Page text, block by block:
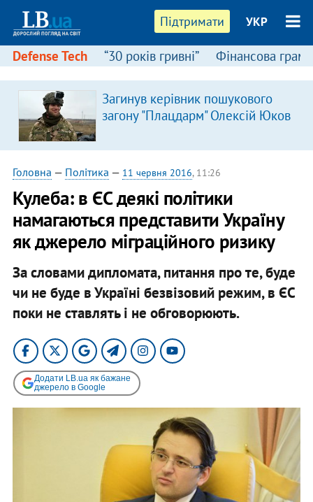
Підтримати УКР
Defense Tech “30 років гривні” Фінансова
Загинув керівник пошукового
загону "Плацдарм" Олексій Юков
Головна — Політика — 11 червня 2016, 11:26
Кулеба: в ЄС деякі політики
намагаються представити Україну
як джерело міграційного ризику
За словами дипломата, питання про те, буде
чи не буде в Україні безвізовий режим, в ЄС
поки не ставлять і не обговорюють.
Додати LB.ua як бажане
джерело в Google